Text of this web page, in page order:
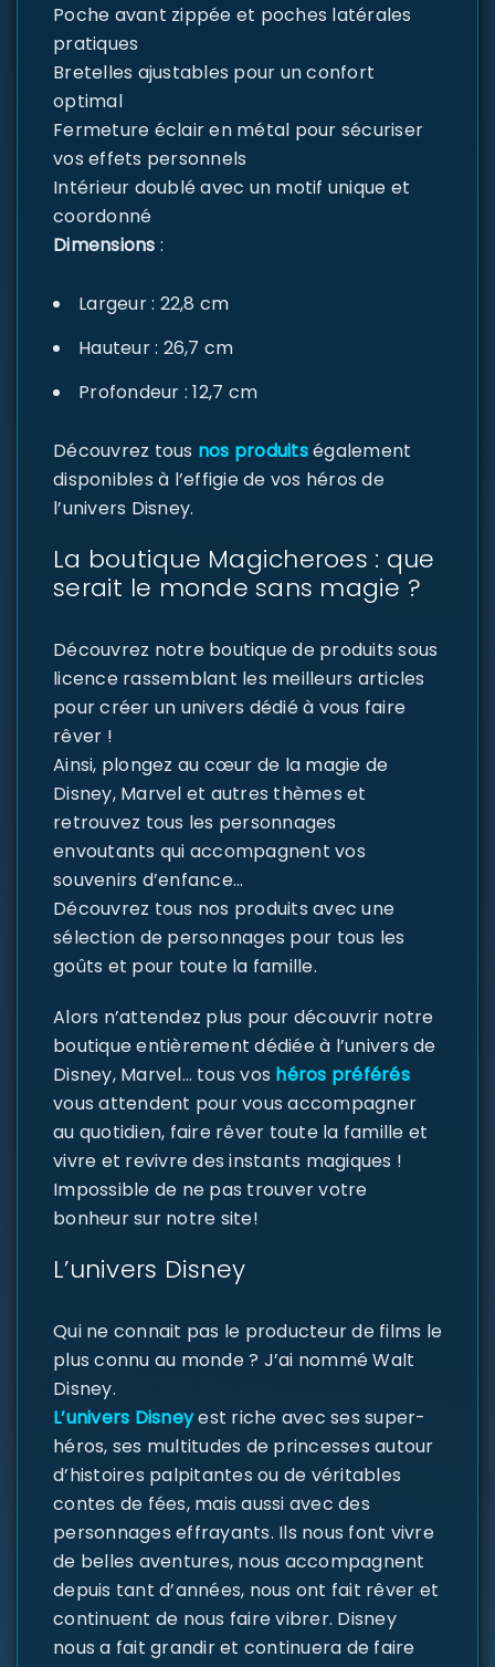
Poche avant zippée et poches latérales
pratiques
Bretelles ajustables pour un confort
optimal
Fermeture éclair en métal pour sécuriser
vos effets personnels
Intérieur doublé avec un motif unique et
coordonné
Dimensions :
Largeur : 22,8 cm
Hauteur : 26,7 cm
Profondeur : 12,7 cm
Découvrez tous nos produitségalement
disponibles à l’effigie de vos héros de
l’univers Disney.
La boutique Magicheroes : que
serait le monde sans magie ?
Découvrez notre boutique de produits sous
licence rassemblant les meilleurs articles
pour créer un univers dédié à vous faire
rêver !
Ainsi, plongez au cœur de la magie de
Disney, Marvel et autres thèmes et
retrouvez tous les personnages
envoutants qui accompagnent vos
souvenirs d’enfance…
Découvrez tous nos produits avec une
sélection de personnages pour tous les
goûts et pour toute la famille.
Alors n’attendez plus pour découvrir notre
boutique entièrement dédiée à l’univers de
Disney, Marvel… tous vos héros préférés
vous attendent pour vous accompagner
au quotidien, faire rêver toute la famille et
vivre et revivre des instants magiques !
Impossible de ne pas trouver votre
bonheur sur notre site!
L’univers Disney
Qui ne connait pas le producteur de films le
plus connu au monde ? J’ai nommé Walt
Disney.
L’univers Disneyest riche avec ses super-
héros, ses multitudes de princesses autour
d’histoires palpitantes ou de véritables
contes de fées, mais aussi avec des
personnages effrayants. Ils nous font vivre
de belles aventures, nous accompagnent
depuis tant d’années, nous ont fait rêver et
continuent de nous faire vibrer. Disney
nous a fait grandir et continuera de faire